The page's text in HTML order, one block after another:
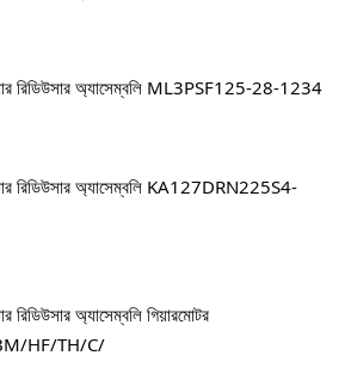
অ্যাসেম্বলি ML3PSF125-28-1234
অ্যাসেম্বলি KA127DRN225S4-
অ্যাসেম্বলি গিয়ারমোটর
HF/TH/C/